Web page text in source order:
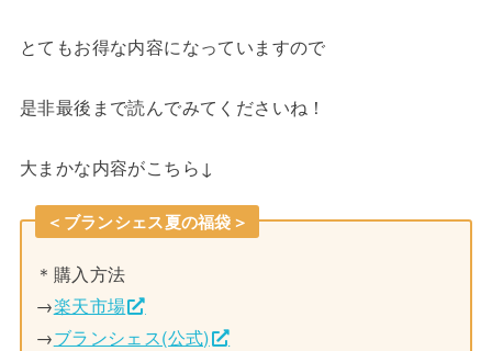
とてもお得な内容になっていますので
是非最後まで読んでみてくださいね！
大まかな内容がこちら↓
＜ブランシェス夏の福袋＞
＊購入方法
→楽天市場
→ブランシェス(公式)